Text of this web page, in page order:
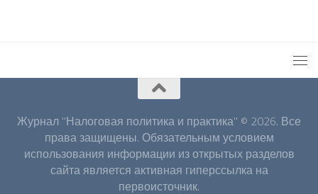
Журнал "Налоговая политика и практика" © 2026. Все
права защищены. Обязательным условием
использования информации из открытых разделов
сайта является активная гиперссылка на
первоисточник.